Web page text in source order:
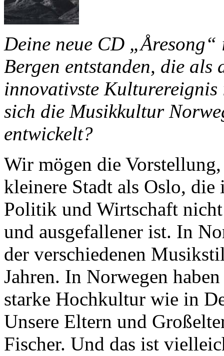
Deine neue CD
Bergen entstanden, die als
innovativste
sich die Musikkultur
entwickelt?
Wir mögen die
kleinere Stadt als Oslo,
Politik und Wirtschaft
und ausgefallener ist. In
der verschiedenen
Jahren. In Norwegen
starke Hochkultur wie in
Unsere Eltern und
Fischer. Und das ist